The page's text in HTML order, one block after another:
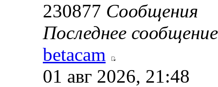
230877 Сообщения
Последнее сообщение
betacam
01 авг 2026, 21:48